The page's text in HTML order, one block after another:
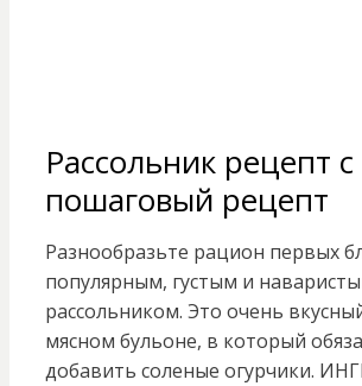
Рассольник рецепт
пошаговый рецепт
Разнообразьте рацион первых
популярным, густым и
рассольником. Это очень
мясном бульоне, в который
добавить соленые огурчики.